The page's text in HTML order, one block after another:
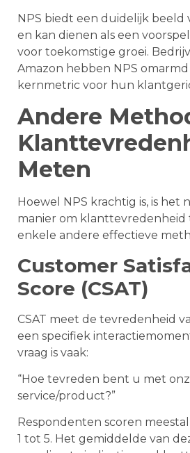
NPS biedt een duidelijk beeld
en kan dienen als een
voor toekomstige groei.
Amazon hebben NPS omarmd
kernmetric voor hun
Andere
Meten
Hoewel NPS krachtig is, is het
manier om klanttevredenheid
enkele andere effectieve
Customer
Score (CSAT)
CSAT meet de tevredenheid
een specifiek
vraag is vaak:
“Hoe tevreden bent u met
service/product?”
Respondenten scoren
1 tot 5. Het gemiddelde van